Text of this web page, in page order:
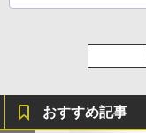
おすすめ記事